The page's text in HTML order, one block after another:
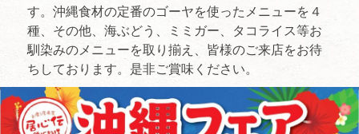
す。沖縄食材の定番のゴーヤを使ったメニューを４
種、その他、海ぶどう、ミミガー、タコライス等お
馴染みのメニューを取り揃え、皆様のご来店をお待
ちしております。是非ご賞味ください。